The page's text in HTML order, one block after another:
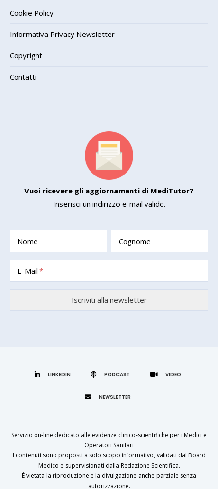
Cookie Policy
Informativa Privacy Newsletter
Copyright
Contatti
Vuoi ricevere gli aggiornamenti di MediTutor?
Inserisci un indirizzo e-mail valido.
Nome Cognome
E-Mail
LINKEDIN
Servizio on-line dedicato alle evidenze clinico-scientifiche per i Medici e
Operatori Sanitari
I contenuti sono proposti a solo scopo informativo, validati dal Board
Medico e supervisionati dalla Redazione Scientifica.
È vietata la riproduzione e la divulgazione anche parziale senza
autorizzazione.